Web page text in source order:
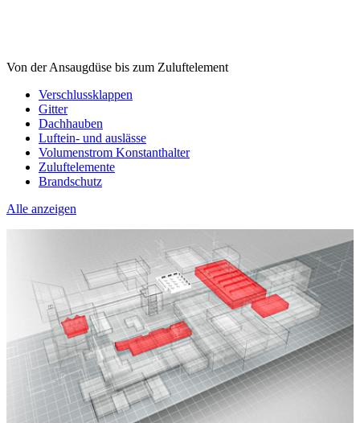
Von der Ansaugdüse bis zum Zuluftelement
Verschlussklappen
Gitter
Dachhauben
Luftein- und auslässe
Volumenstrom Konstanthalter
Zuluftelemente
Brandschutz
Alle anzeigen